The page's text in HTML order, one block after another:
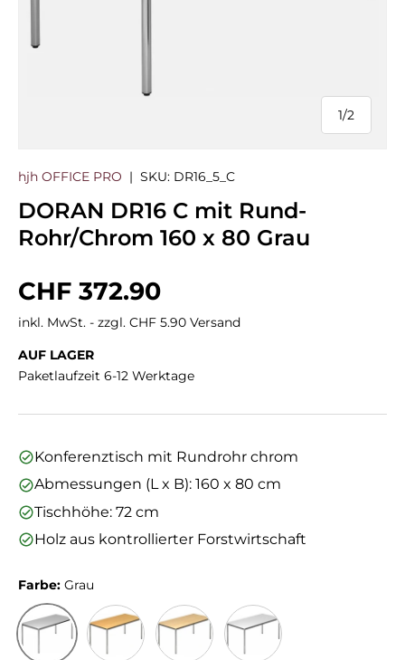
1/
von
2
hjh OFFICE PRO | SKU: DR16_5_C
DORAN DR16 C mit Rund-
Rohr/Chrom 160 x 80 Grau
Normaler Preis
CHF 372.90
inkl. MwSt. - zzgl. CHF 5.90 Versand
AUF LAGER
Paketlaufzeit 6-12 Werktage
Konferenztisch mit Rundrohr chrom
Abmessungen (L x B): 160 x 80 cm
Tischhöhe: 72 cm
Holz aus kontrollierter Forstwirtschaft
Farbe: Grau